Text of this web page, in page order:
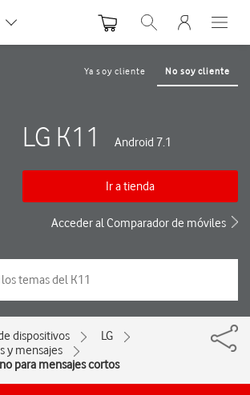
de vodafone.es
Segmento
Abrir buscador. Abre
Abre
Ya soy cliente No soy cliente
LG K11 Android 7.1
Ir a tienda
Acceder al Comparador de móviles
dispositivos
LG
y mensajes
para mensajes cortos